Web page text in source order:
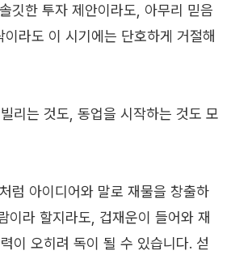
깃한 투자 제안이라도, 아무리 믿음
라도 이 시기에는 단호하게 거절해
리는 것도, 동업을 시작하는 것도 모
럼 아이디어와 말로 재물을 창출하
이라 할지라도, 겁재운이 들어와 재
이 오히려 독이 될 수 있습니다. 섣